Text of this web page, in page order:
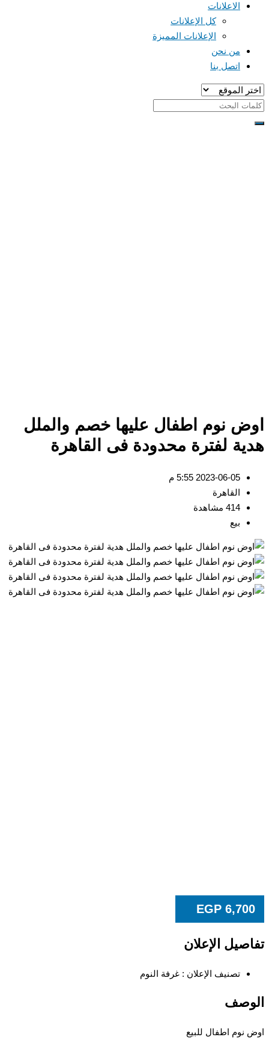
الاعلانات
كل الإعلانات
الإعلانات المميزة
من نحن
اتصل بنا
نوم اطفال عليها خصم والملل
لفترة محدودة فى القاهرة
2023-06-05 5:55 م
القاهرة
414 مشاهدة
بيع
EGP
الإعلان
تصنيف الإعلان :غرفة النوم
اطفال للبيع